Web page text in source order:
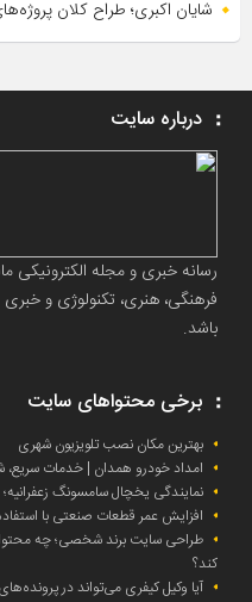
شایان اکبری؛ طراح کلان
درباره سایت
رسانه خبری و مجله الکترونیکی
فرهنگی، هنری، تکنولوژی و
باشد.
برخی محتواهای سایت
بهترین مکان نصب تلویزیون شهری
امداد خودرو همدان | خدمات سریع،
نمایندگی یخچال سامسونگ زعفرانیه؛
افزایش عمر قطعات صنعتی با
طراحی سایت برند شخصی؛ چه
کند؟
آیا وکیل کیفری می‌تواند در